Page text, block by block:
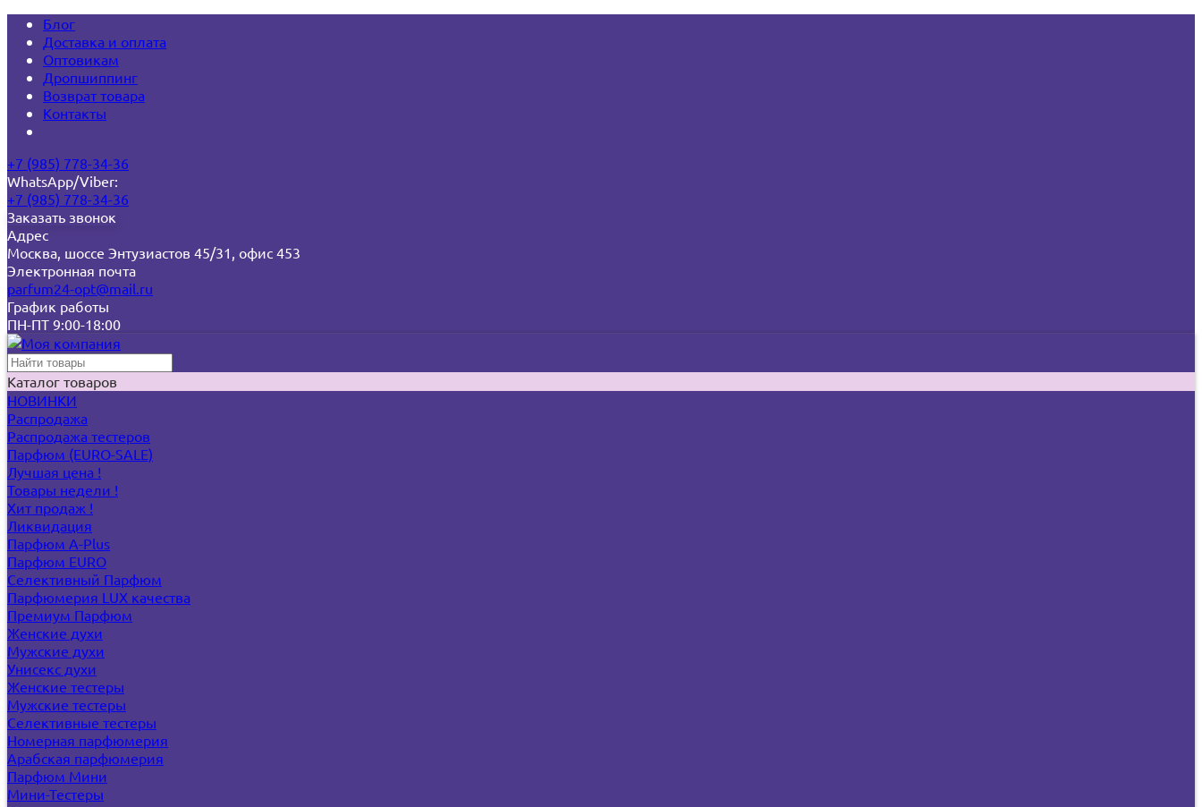
Блог
Доставка и оплата
Оптовикам
Дропшиппинг
Возврат товара
Контакты
+7 (985) 778-34-36
WhatsApp/Viber:
+7 (985) 778-34-36
Заказать звонок
Адрес
Москва, шоссе Энтузиастов 45/31, офис 453
Электронная почта
parfum24-opt@mail.ru
График работы
ПН-ПТ 9:00-18:00
Каталог товаров
НОВИНКИ
Распродажа
Распродажа тестеров
Парфюм (EURO-SALE)
Лучшая цена !
Товары недели !
Хит продаж !
Ликвидация
Парфюм A-Plus
Парфюм EURO
Селективный Парфюм
Парфюмерия LUX качества
Премиум Парфюм
Женские духи
Мужские духи
Унисекс духи
Женские тестеры
Мужские тестеры
Селективные тестеры
Номерная парфюмерия
Арабская парфюмерия
Парфюм Мини
Мини-Тестеры